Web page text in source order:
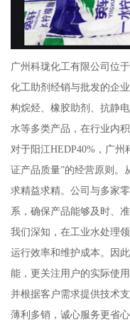
广州科珑化工有限公司位
化工助剂经销与批发的企
构烷烃、橡胶助剂、抗静
水等多类产品，在行业内
对于阳江HEDP40%，广
证产品质量”的经营原则。
求精益求精。公司与多家
系，确保产品能够及时、
我们深知，在工业水处理
运行效率和维护成本。因
能，更关注用户的实际使
并根据客户需求提供技术支
薄利多销，诚心服务更省心